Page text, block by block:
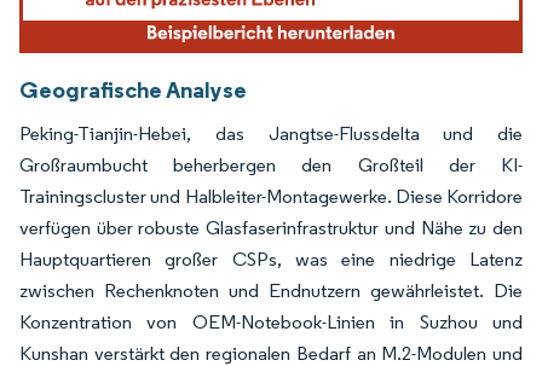
Geografische Analyse
Peking-Tianjin-Hebei, das Jangtse-Flussdelta und die
Großraumbucht beherbergen den Großteil der KI-
Trainingscluster und Halbleiter-Montagewerke. Diese Korridore
verfügen über robuste Glasfaserinfrastruktur und Nähe zu den
Hauptquartieren großer CSPs, was eine niedrige Latenz
zwischen Rechenknoten und Endnutzern gewährleistet. Die
Konzentration von OEM-Notebook-Linien in Suzhou und
Kunshan verstärkt den regionalen Bedarf an M.2-Modulen und